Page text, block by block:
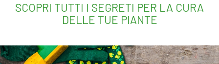
SCOPRI TUTTI I SEGRETI PER LA CURA
DELLE TUE PIANTE